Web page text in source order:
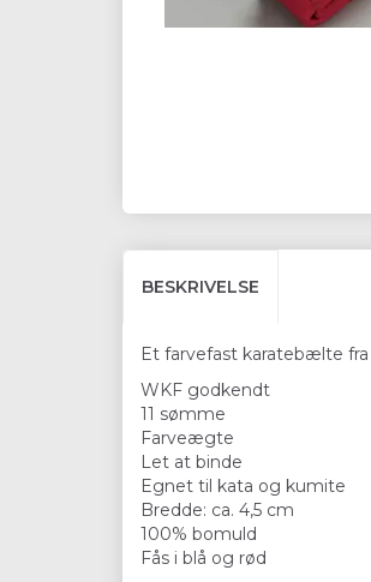
BESKRIVELSE
Et farvefast karatebælte
WKF godkendt
11 sømme
Farveægte
Let at binde
Egnet til kata og kumite
Bredde: ca. 4,5 cm
100% bomuld
Fås i blå og rød